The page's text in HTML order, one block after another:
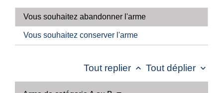
Vous souhaitez abandonner l'arme
Vous souhaitez conserver l'arme
Tout replier keyboard_arrow_up Tout déplier keyboard_arrow_down